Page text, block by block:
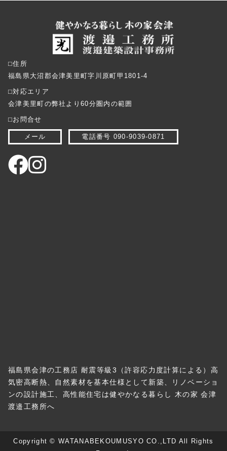
⬜︎住所
福島県大沼郡会津美里町字川原町甲1801-4
⬜︎対応エリア
会津美里町の弊社より60分圏内の範囲
⬜︎お問合せ
メール 電話番号 090-9039-0871
福島県会津の工務店 耐震等級3（許容応力度計算による）高
気密高断熱、自然素材を基本仕様として新築、リノベーショ
ンの設計施工、高性能住宅は健やかなる暮らし 木の家 会津
渡邉工務所へ
Copyright © WATANABEKOUMUSYO CO.,LTD All Rights